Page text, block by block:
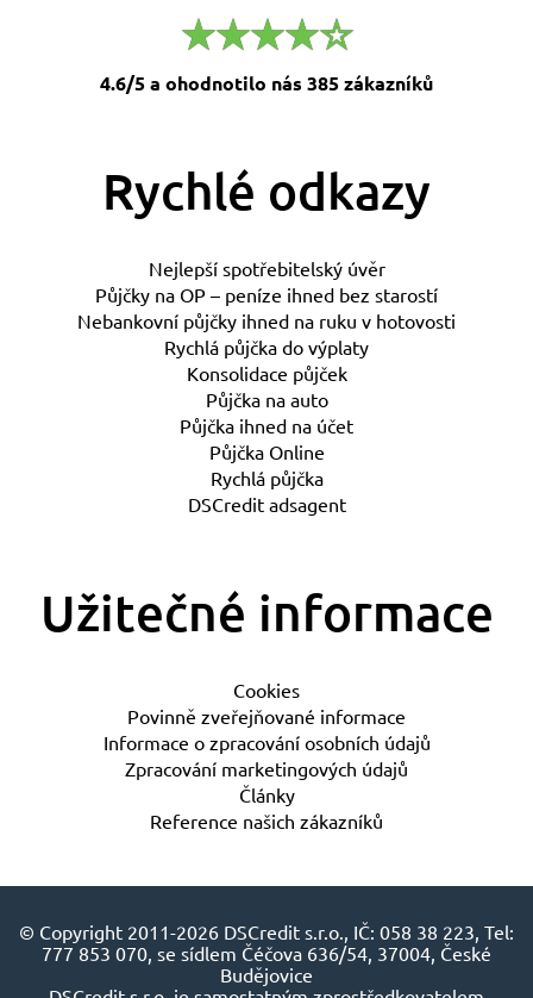
4.6/5 a ohodnotilo nás 385 zákazníků
Rychlé odkazy
Nejlepší spotřebitelský úvěr
Půjčky na OP – peníze ihned bez starostí
Nebankovní půjčky ihned na ruku v hotovosti
Rychlá půjčka do výplaty
Konsolidace půjček
Půjčka na auto
Půjčka ihned na účet
Půjčka Online
Rychlá půjčka
DSCredit adsagent
Užitečné informace
Cookies
Povinně zveřejňované informace
Informace o zpracování osobních údajů
Zpracování marketingových údajů
Články
Reference našich zákazníků
© Copyright 2011-2026 DSCredit s.r.o., IČ: 058 38 223, Tel:
777 853 070, se sídlem Čéčova 636/54, 37004, České
Budějovice